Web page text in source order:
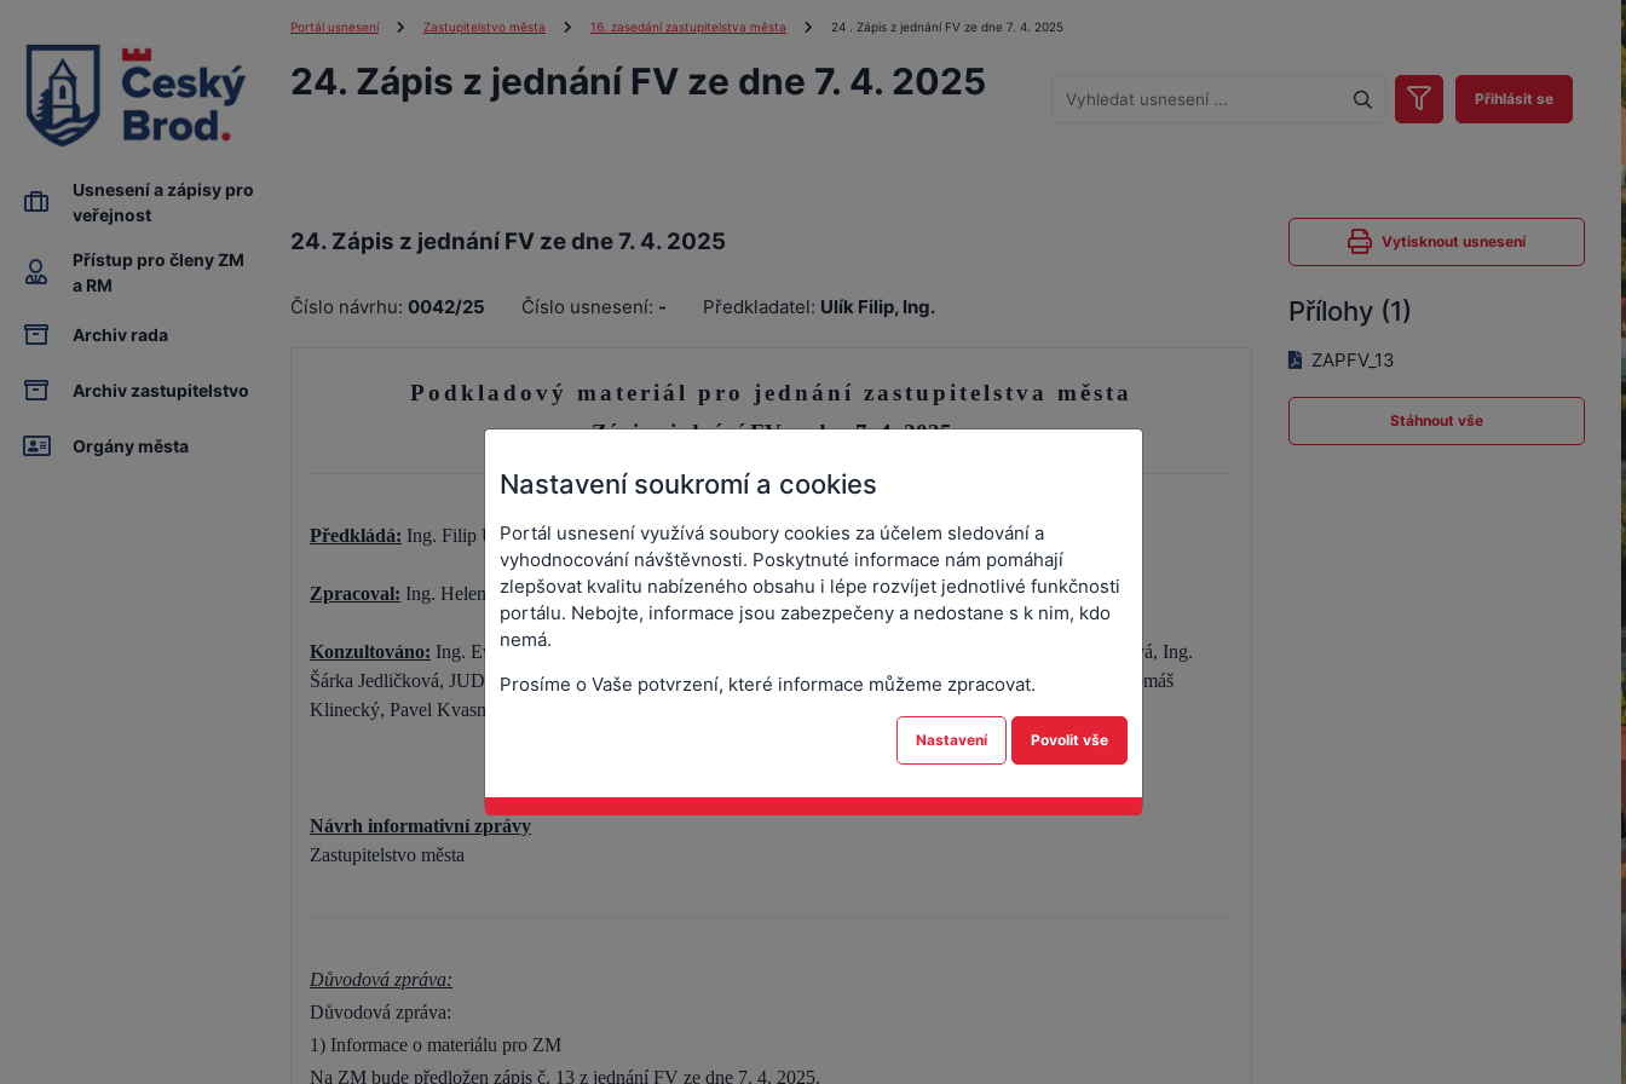
Usnesení a zápisy pro
veřejnost
Přístup pro členy ZM
a RM
Archiv rada
Archiv zastupitelstvo
Orgány města
Portál usnesení Zastupitelstvo města 16. zasedání zastupitelstva města 24 . Zápis z jednání FV ze dne 7. 4. 2025
24. Zápis z jednání FV ze dne 7. 4. 2025 Přihlásit se
24. Zápis z jednání FV ze dne 7. 4. 2025
Číslo návrhu: 0042/25 Číslo usnesení: - Předkladatel: Ulík Filip, Ing.
Podkladový materiál pro jednání zastupitelstva města
Zápis z jednání FV ze dne 7. 4. 2025
Předkládá: Ing. Filip Ulík
Zpracoval: Ing. Helena Ondrášková
Konzultováno: Ing. Evžen Pospíšil, Ing. Milan Majer, Ing. Miloslava Tůmová, Ing. arch. Markéta Havlíčková, Ing.
Šárka Jedličková, JUDr. Jana Marková, Martin Sahula, DiS., Mgr. Hana Dočkalová, Mgr. Jiří Paulů, Mgr. Tomáš
Klinecký, Pavel Kvasnička, PhDr. Vladimír Jakub Mrvík, Ph.D.
Návrh informativní zprávy
Zastupitelstvo města
Důvodová zpráva:
Důvodová zpráva:
1) Informace o materiálu pro ZM
Na ZM bude předložen zápis č. 13 z jednání FV ze dne 7. 4. 2025.
Vytisknout usnesení
Přílohy (1)
ZAPFV_13
Stáhnout vše
Nastavení soukromí a cookies
Portál usnesení využívá soubory cookies za účelem sledování a
vyhodnocování návštěvnosti. Poskytnuté informace nám pomáhají
zlepšovat kvalitu nabízeného obsahu i lépe rozvíjet jednotlivé funkčnosti
portálu. Nebojte, informace jsou zabezpečeny a nedostane s k nim, kdo
nemá.
Prosíme o Vaše potvrzení, které informace můžeme zpracovat.
Nastavení Povolit vše